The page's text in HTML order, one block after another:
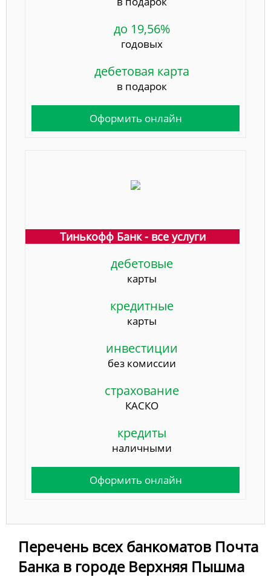
до 19,56%
годовых
дебетовая карта
в подарок
Оформить онлайн
Тинькофф Банк - все услуги
дебетовые
карты
кредитные
карты
инвестиции
без комиссии
страхование
КАСКО
кредиты
наличными
Оформить онлайн
Перечень всех банкоматов Почта
Банка в городе Верхняя Пышма